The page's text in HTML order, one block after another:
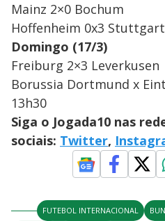
Mainz 2×0 Bochum
Hoffenheim 0x3 Stuttgart
Domingo (17/3)
Freiburg 2×3 Leverkusen
Borussia Dortmund x
13h30
Siga o Jogada10 nas
sociais: Twitter,
FUTEBOL INTERNACIONAL